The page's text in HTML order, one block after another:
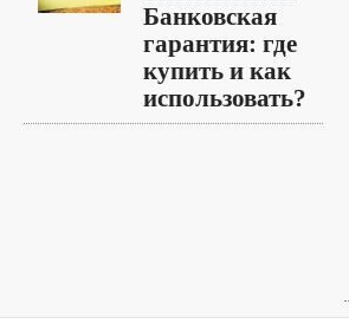
Банковская
гарантия: где
купить и как
использовать?